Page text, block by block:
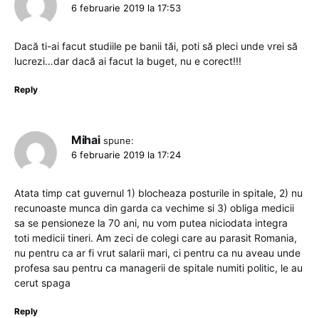
6 februarie 2019 la 17:53
Dacă ti-ai facut studiile pe banii tăi, poti să pleci unde vrei să
lucrezi…dar dacă ai facut la buget, nu e corect!!!
Reply
Mihai spune:
6 februarie 2019 la 17:24
Atata timp cat guvernul 1) blocheaza posturile in spitale, 2) nu
recunoaste munca din garda ca vechime si 3) obliga medicii
sa se pensioneze la 70 ani, nu vom putea niciodata integra
toti medicii tineri. Am zeci de colegi care au parasit Romania,
nu pentru ca ar fi vrut salarii mari, ci pentru ca nu aveau unde
profesa sau pentru ca managerii de spitale numiti politic, le au
cerut spaga
Reply